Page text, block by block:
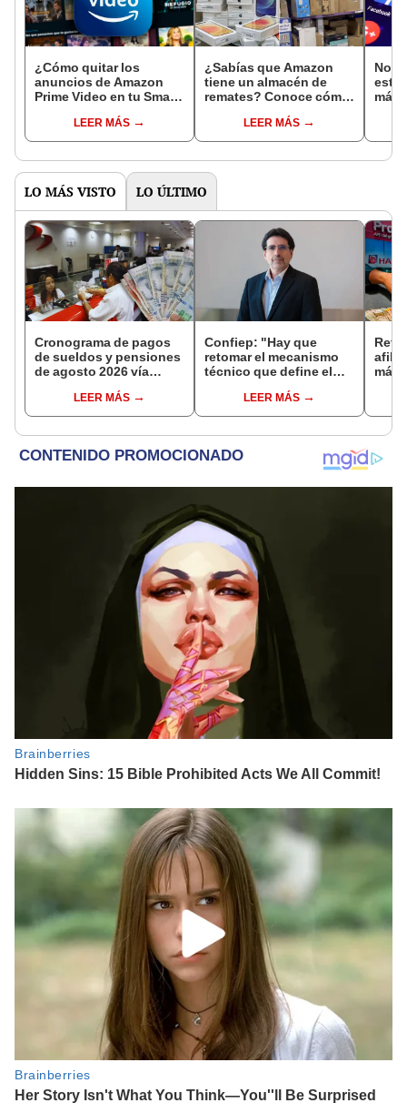
¿Cómo quitar los
anuncios de Amazon
Prime Video en tu Smart
LEER MÁS
¿Sabías que Amazon
tiene un almacén de
remates? Conoce cómo
laptops a bajo costo
LEER MÁS
No
esta
más
LO MÁS VISTO LO ÚLTIMO
Cronograma de pagos
de sueldos y pensiones
de agosto 2026 vía
conoce las fechas de
depósito
LEER MÁS
Confiep: "Hay que
retomar el mecanismo
técnico que define el
mínimo"LEER MÁS
más